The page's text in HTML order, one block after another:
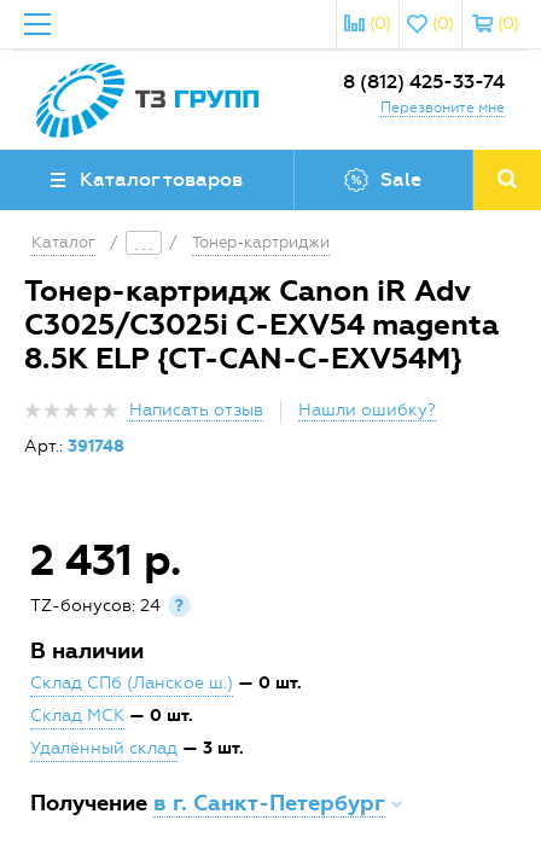
(0)
(0)
(0)
8 (812) 425-33-74
Перезвоните мне
Каталог товаров Sale
Каталог / / Тонер-картриджи
Тонер-картридж Canon iR Adv
C3025/C3025i C-EXV54 magenta
8.5K ELP {CT-CAN-C-EXV54M}
Написать отзыв
Нашли ошибку?
Арт.: 391748
2 431 р.
TZ-бонусов: 24 ?
В наличии
Склад СПб (Ланское ш.) — 0 шт.
Склад МСК — 0 шт.
Удалённый склад — 3 шт.
Получение в г. Санкт-Петербург